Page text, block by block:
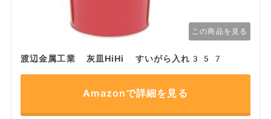
この商品を見る
渡辺金属工業 灰皿HiHi すいがら入れ357
Amazonで詳細を見る